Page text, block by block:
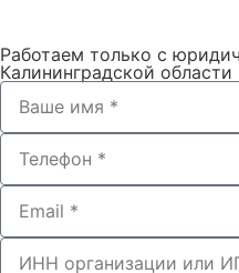
Работаем только с
Калининградской области